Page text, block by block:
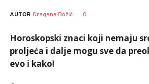
AUTOR Dragana Božić 0
Horoskopski znaci koji nemaju
proljeća i dalje mogu sve da
evo i kako!